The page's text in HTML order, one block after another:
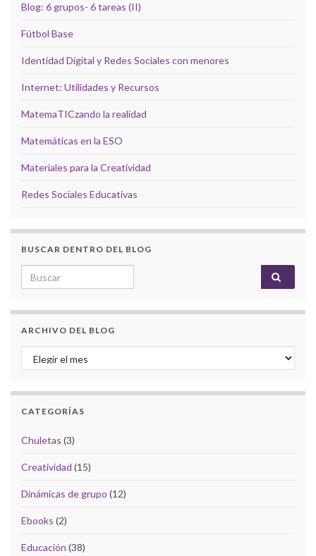
Blog: 6 grupos- 6 tareas (II)
Fútbol Base
Identidad Digital y Redes Sociales con menores
Internet: Utilidades y Recursos
MatemaTICzando la realidad
Matemáticas en la ESO
Materiales para la Creatividad
Redes Sociales Educativas
BUSCAR DENTRO DEL BLOG
Search for:
ARCHIVO DEL BLOG
Archivo del Blog
CATEGORÍAS
Chuletas (3)
Creatividad (15)
Dinámicas de grupo (12)
Ebooks (2)
Educación (38)